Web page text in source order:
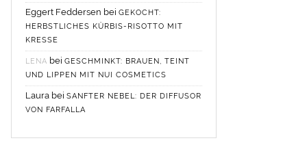
Eggert Feddersen bei GEKOCHT:
HERBSTLICHES KÜRBIS-RISOTTO MIT
KRESSE
LENA bei GESCHMINKT: BRAUEN, TEINT
UND LIPPEN MIT NUI COSMETICS
Laura bei SANFTER NEBEL: DER DIFFUSOR
VON FARFALLA